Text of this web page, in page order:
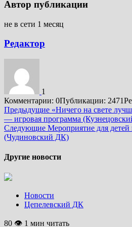
Автор публикации
не в сети 1 месяц
Редактор
1
Комментарии: 0Публикации: 2471
Подробнее
Предыдущие «Ничего на свете
— игровая программа
Следующие Мероприятие для детей
(Чудиновский ДК)
Другие новости
Новости
Цепелевский ДК
80 👁 1 мин читать